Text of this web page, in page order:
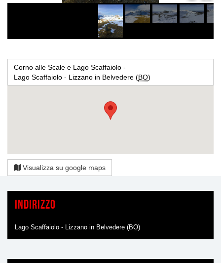
Corno alle Scale e Lago Scaffaiolo -
Lago Scaffaiolo - Lizzano in Belvedere (BO)
Visualizza su google maps
Indirizzo
Lago Scaffaiolo - Lizzano in Belvedere (BO)